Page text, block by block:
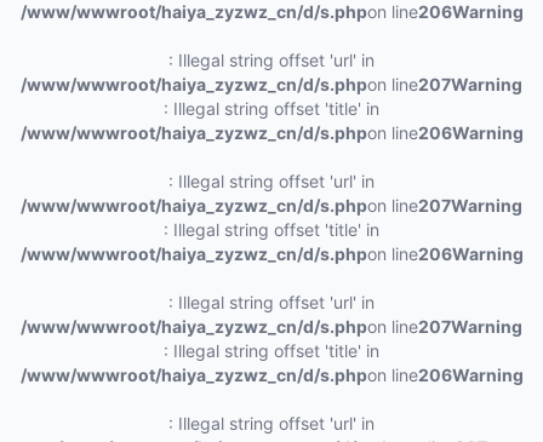
/www/wwwroot/haiya_zyzwz_cn/d/s.phpon line206Warning
: Illegal string offset 'url' in
/www/wwwroot/haiya_zyzwz_cn/d/s.phpon line207Warning
: Illegal string offset 'title' in
/www/wwwroot/haiya_zyzwz_cn/d/s.phpon line206Warning
: Illegal string offset 'url' in
/www/wwwroot/haiya_zyzwz_cn/d/s.phpon line207Warning
: Illegal string offset 'title' in
/www/wwwroot/haiya_zyzwz_cn/d/s.phpon line206Warning
: Illegal string offset 'url' in
/www/wwwroot/haiya_zyzwz_cn/d/s.phpon line207Warning
: Illegal string offset 'title' in
/www/wwwroot/haiya_zyzwz_cn/d/s.phpon line206Warning
: Illegal string offset 'url' in